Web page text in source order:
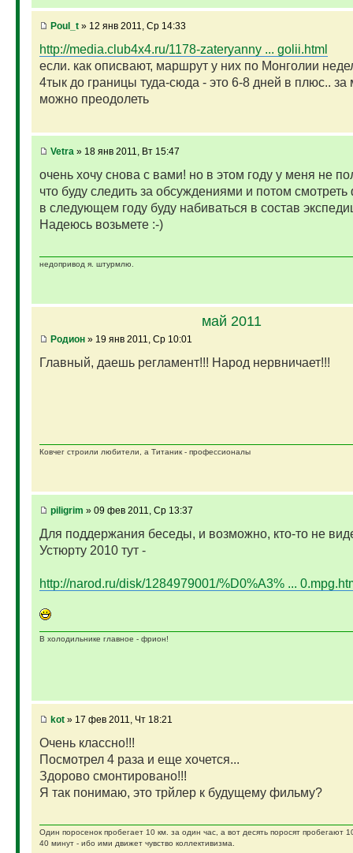
Poul_t» 12 янв 2011, Ср 14:33
http://media.club4x4.ru/1178-zateryanny ... golii.html
если. как описвают, маршрут у них по Монголии
4тык до границы туда-сюда - это 6-8 дней в плюс.. за
можно преодолеть
Vetra » 18 янв 2011, Вт 15:47
очень хочу снова с вами! но в этом году у меня не
что буду следить за обсуждениями и потом смотреть
в следующем году буду набиваться в состав
Надеюсь возьмете :-)
недопривод я. штурмлю.
май 2011
Родион» 19 янв 2011, Ср 10:01
Главный, даешь регламент!!! Народ нервничает!!!
Ковчег строили любители, а Титаник - профессионалы
piligrim » 09 фев 2011, Ср 13:37
Для поддержания беседы, и возможно, кто-то не
Устюрту 2010 тут -
http://narod.ru/disk/1284979001/%D0%A3% ...
В холодильнике главное - фрион!
kot» 17 фев 2011, Чт 18:21
Очень классно!!!
Посмотрел 4 раза и еще хочется...
Здорово смонтировано!!!
Я так понимаю, это трйлер к будущему фильму?
Один поросенок пробегает 10 км. за один час, а вот десять поросят пробегают
40 минут - ибо ими движет чувство коллективизма.